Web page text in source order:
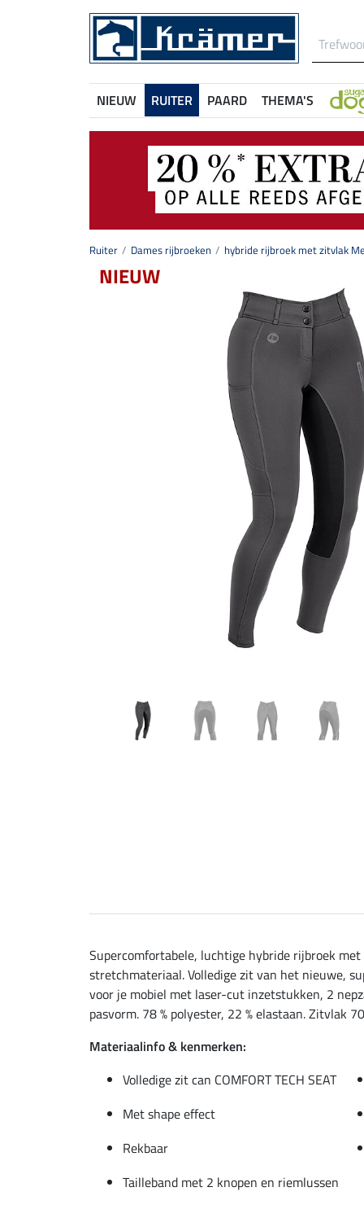
NIEUW RUITER PAARD THEMA'S
Ruiter Dames rijbroeken hybride rijbroek met zitvlak
NIEUW
Supercomfortabele, luchtige hybride rijbroek
stretchmateriaal. Volledige zit van het nieuwe,
voor je mobiel met laser-cut inzetstukken, 2
pasvorm. 78 % polyester, 22 % elastaan. Zitvlak
Materiaalinfo & kenmerken:
Volledige zit can COMFORT TECH SEAT
Met shape effect
Rekbaar
Tailleband met 2 knopen en riemlussen